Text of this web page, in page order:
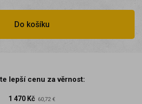
Do košíku
lepší cenu za věrnost:
1 470 Kč 60,72 €